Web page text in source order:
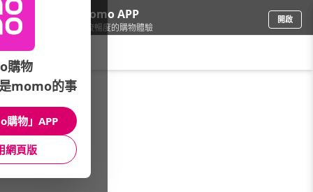
下載momo APP
給你3倍流暢度的購物體驗
開啟
鞋包箱/流行包/品牌總覽
館長推薦 月銷量
購物
momo的事
購物」APP
網頁版